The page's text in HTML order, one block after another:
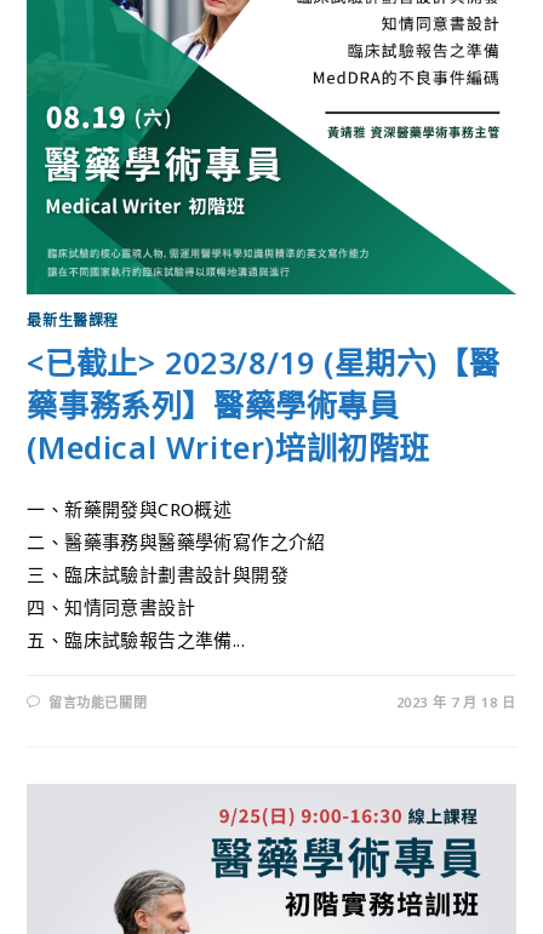
最新生醫課程
<已截止> 2023/8/19 (星期六)【醫
藥事務系列】醫藥學術專員
(Medical Writer)培訓初階班
一、新藥開發與CRO概述
二、醫藥事務與醫藥學術寫作之介紹
三、臨床試驗計劃書設計與開發
四、知情同意書設計
五、臨床試驗報告之準備...
留言功能已關閉 2023 年 7 月 18 日